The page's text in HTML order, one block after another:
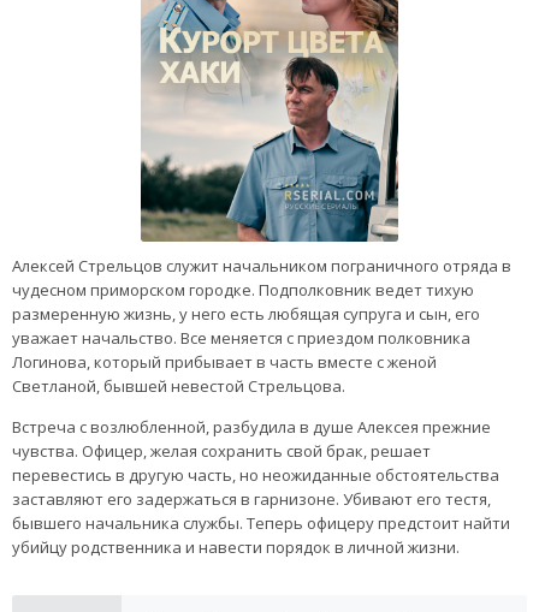
Алексей Стрельцов служит начальником пограничного отряда в
чудесном приморском городке. Подполковник ведет тихую
размеренную жизнь, у него есть любящая супруга и сын, его
уважает начальство. Все меняется с приездом полковника
Логинова, который прибывает в часть вместе с женой
Светланой, бывшей невестой Стрельцова.
Встреча с возлюбленной, разбудила в душе Алексея прежние
чувства. Офицер, желая сохранить свой брак, решает
перевестись в другую часть, но неожиданные обстоятельства
заставляют его задержаться в гарнизоне. Убивают его тестя,
бывшего начальника службы. Теперь офицеру предстоит найти
убийцу родственника и навести порядок в личной жизни.